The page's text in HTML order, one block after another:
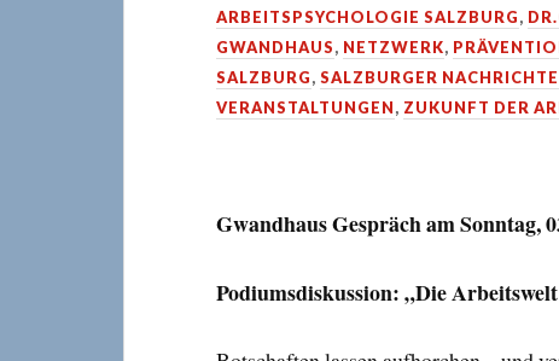
ARBEITSPSYCHOLOGIE SALZBURG,
GWANDHAUS, NETZWERK,
SALZBURG,SALZBURGER
VERANSTALTUNGEN, ZUKUNFT DER
Gwandhaus Gespräch am Sonntag,
Podiumsdiskussion: „Die